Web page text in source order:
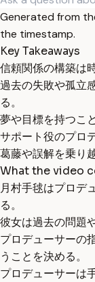
Generated from
the timestamp.
Key Takeaways
信頼関係の構築は
過去の失敗や孤立
る。
夢や目標を持つこ
サポート役のプロ
葛藤や誤解を乗り
What the video
月村手毬はプロデ
る。
彼女は過去の問題
プロデューサーの
うことを決める。
プロデューサーは